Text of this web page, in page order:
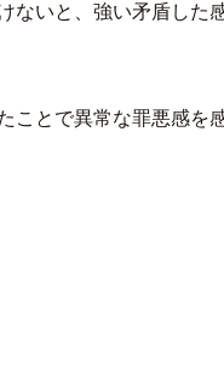
ないと、強い矛盾した
ことで異常な罪悪感を